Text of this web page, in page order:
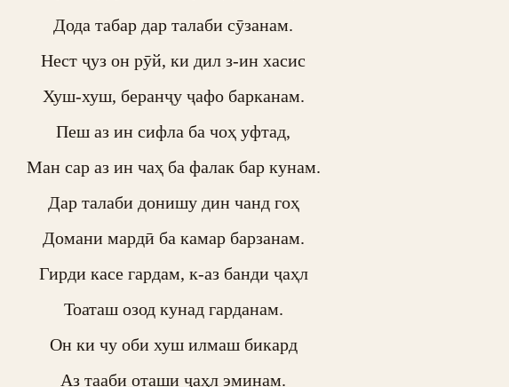
Дода табар дар талаби сӯзанам.
Нест ҷуз он рӯй, ки дил з-ин хасис
Хуш-хуш, беранҷу ҷафо барканам.
Пеш аз ин сифла ба чоҳ уфтад,
Ман сар аз ин чаҳ ба фалак бар кунам.
Дар талаби донишу дин чанд гоҳ
Домани мардӣ ба камар барзанам.
Гирди касе гардам, к-аз банди ҷаҳл
Тоаташ озод кунад гарданам.
Он ки чу оби хуш илмаш бикард
Аз тааби оташи ҷаҳл эминам.